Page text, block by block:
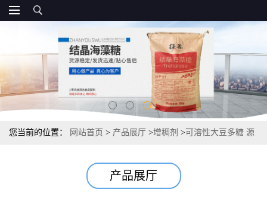
您当前的位置： 网站首页 > 产品展厅 >增稠剂 > 可溶性大豆多糖 源
产品展厅